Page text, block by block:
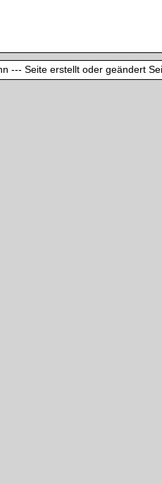
--- Seite erstellt oder geändert